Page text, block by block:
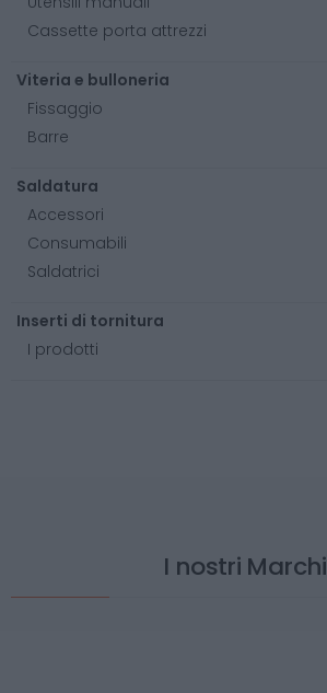
Cassette porta attrezzi
Viteria e bulloneria
Fissaggio
Barre
Saldatura
Accessori
Consumabili
Saldatrici
Inserti di tornitura
I prodotti
I nostri Marchi